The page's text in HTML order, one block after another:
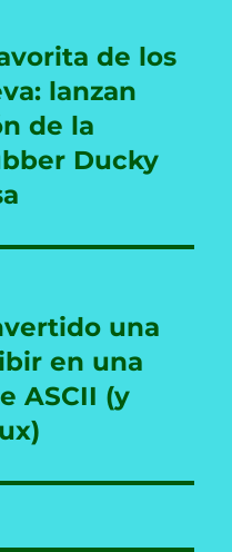
de los
lanzan
de la
Ducky
una
en una
ASCII (y